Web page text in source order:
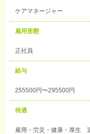
ケアマネージャー
雇用形態
正社員
給与
255500円〜295500円
待遇
雇用・労災・健康・厚生